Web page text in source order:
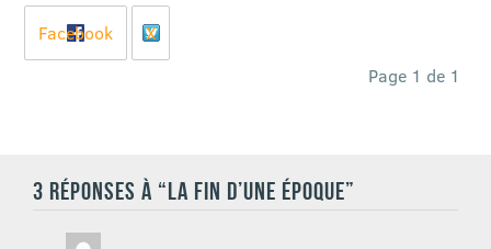
Facebook
X
Page 1 de 1
3 RÉPONSES À “LA FIN D’UNE ÉPOQUE”